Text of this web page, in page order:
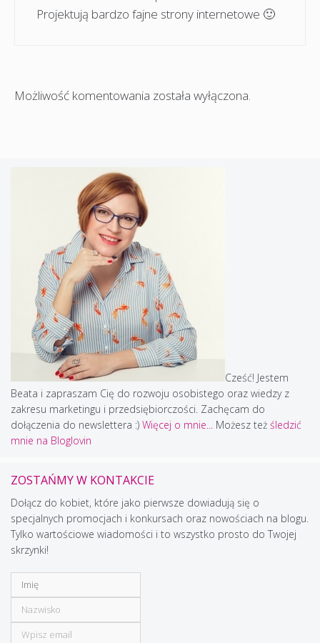
Projektują bardzo fajne strony internetowe 🙂
Możliwość komentowania została wyłączona.
Cześć! Jestem
Beata i zapraszam Cię do rozwoju osobistego oraz wiedzy z
zakresu marketingu i przedsiębiorczości. Zachęcam do
dołączenia do newslettera :) Więcej o mnie... Możesz też śledzić
mnie na Bloglovin
ZOSTAŃMY W KONTAKCIE
Dołącz do kobiet, które jako pierwsze dowiadują się o
specjalnych promocjach i konkursach oraz nowościach na blogu.
Tylko wartościowe wiadomości i to wszystko prosto do Twojej
skrzynki!